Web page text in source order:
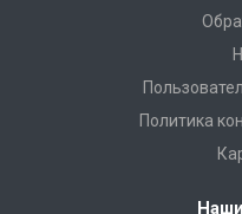
Политика